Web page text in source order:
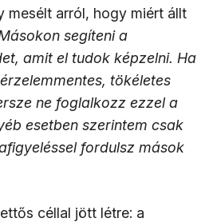
mesélt arról, hogy miért állt
segíteni a
amit el tudok képzelni. Ha
tökéletes
ne foglalkozz ezzel a
esetben szerintem csak
fordulsz mások
céllal jött létre: a